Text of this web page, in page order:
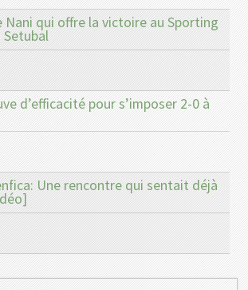
Nani qui offre la victoire au Sporting
Setubal
d’efficacité pour s’imposer 2-0 à
Une rencontre qui sentait déjà